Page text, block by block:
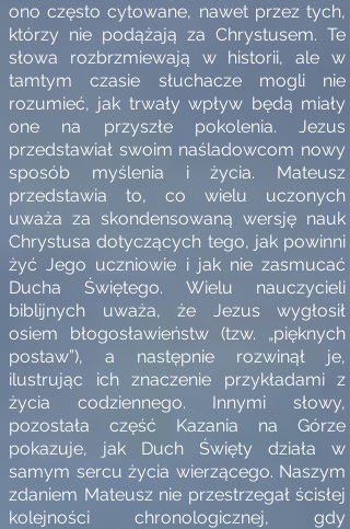
ono często cytowane, nawet przez tych,
którzy nie podążają za Chrystusem. Te
słowa rozbrzmiewają w historii, ale w
tamtym czasie słuchacze mogli nie
rozumieć, jak trwały wpływ będą miały
one na przyszłe pokolenia. Jezus
przedstawiał swoim naśladowcom nowy
sposób myślenia i życia. Mateusz
przedstawia to, co wielu uczonych
uważa za skondensowaną wersję nauk
Chrystusa dotyczących tego, jak powinni
żyć Jego uczniowie i jak nie zasmucać
Ducha Świętego. Wielu nauczycieli
biblijnych uważa, że Jezus wygłosił
osiem błogosławieństw (tzw. „pięknych
postaw”), a następnie rozwinął je,
ilustrując ich znaczenie przykładami z
życia codziennego. Innymi słowy,
pozostała część Kazania na Górze
pokazuje, jak Duch Święty działa w
samym sercu życia wierzącego. Naszym
zdaniem Mateusz nie przestrzegał ścisłej
kolejności chronologicznej, gdy